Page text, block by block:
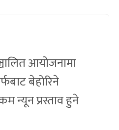
आयोजनामा
बेहोरिने
न्यून प्रस्ताव हुने